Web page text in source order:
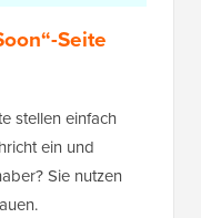
Seite
stellen einfach
ein und
Sie nutzen